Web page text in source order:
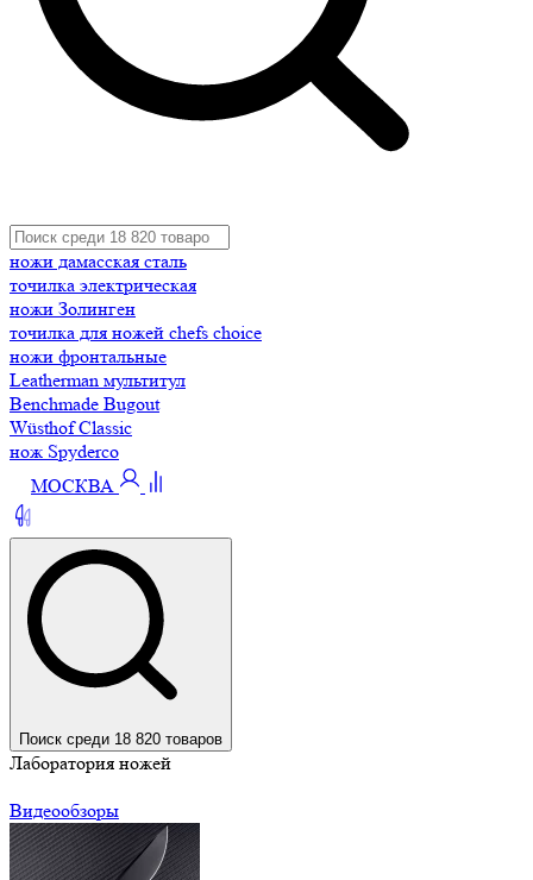
ножи дамасская сталь
точилка электрическая
ножи Золинген
точилка для ножей chefs choice
ножи фронтальные
Leatherman мультитул
Benchmade Bugout
Wüsthof Classic
нож Spyderco
МОСКВА
Поиск среди 18 820 товаров
Лаборатория ножей
Видеообзоры